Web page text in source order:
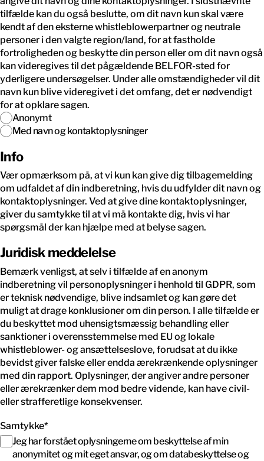
tilfælde kan du også beslutte, om dit navn kun skal være
kendt af den eksterne whistleblowerpartner og neutrale
personer i den valgte region/land, for at fastholde
fortroligheden og beskytte din person eller om dit navn også
kan videregives til det pågældende BELFOR-sted for
yderligere undersøgelser. Under alle omstændigheder vil dit
navn kun blive videregivet i det omfang, det er nødvendigt
for at opklare sagen.
Anonymt
Med navn og kontaktoplysninger
Info
Vær opmærksom på, at vi kun kan give dig tilbagemelding
om udfaldet af din indberetning, hvis du udfylder dit navn og
kontaktoplysninger. Ved at give dine kontaktoplysninger,
giver du samtykke til at vi må kontakte dig, hvis vi har
spørgsmål der kan hjælpe med at belyse sagen.
Juridisk meddelelse
Bemærk venligst, at selv i tilfælde af en anonym
indberetning vil personoplysninger i henhold til GDPR, som
er teknisk nødvendige, blive indsamlet og kan gøre det
muligt at drage konklusioner om din person. I alle tilfælde er
du beskyttet mod uhensigtsmæssig behandling eller
sanktioner i overensstemmelse med EU og lokale
whistleblower- og ansættelseslove, forudsat at du ikke
bevidst giver falske eller endda ærekrænkende oplysninger
med din rapport. Oplysninger, der angiver andre personer
eller ærekrænker dem mod bedre vidende, kan have civil-
eller strafferetlige konsekvenser.
Samtykke*
Jeg har forstået oplysningerne om beskyttelse af min
anonymitet og mit eget ansvar, og om databeskyttelse og